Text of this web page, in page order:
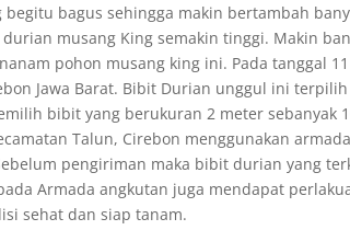
bagus sehingga makin bertambah
musang King semakin tinggi. Makin
pohon musang king ini. Pada tanggal
Jawa Barat. Bibit Durian unggul ini
bibit yang berukuran 2 meter sebanyak
Talun, Cirebon menggunakan
pengiriman maka bibit durian yang
Armada angkutan juga mendapat
sehat dan siap tanam.